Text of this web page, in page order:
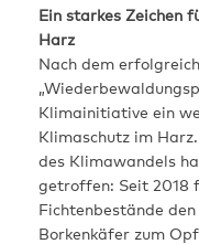
Ein starkes Zeichen
Harz
Nach dem
Klimainitiative ein
Klimaschutz im
des Klimawandels
getroffen: Seit 2018
Fichtenbestände
Borkenkäfer zum